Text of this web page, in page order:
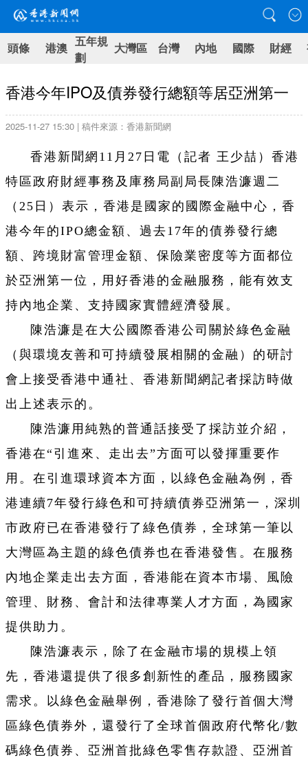
頭條 港澳 五年規
劃
大灣區 台灣 內地 國際 財經
香港今年IPO及債券發行總額等居亞洲第一
2025-11-27 15:30 | 稿件來源：香港新聞網
香港新聞網11月27日電（記者 王少喆）香港
特區政府財經事務及庫務局副局長陳浩濂週二
（25日）表示，香港是國家的國際金融中心，香
港今年的IPO總金額、過去17年的債券發行總
額、跨境財富管理金額、保險業密度等方面都位
於亞洲第一位，用好香港的金融服務，能有效支
持內地企業、支持國家實體經濟發展。
陳浩濂是在大公國際香港公司關於綠色金融
（與環境友善和可持續發展相關的金融）的研討
會上接受香港中通社、香港新聞網記者採訪時做
出上述表示的。
陳浩濂用純熟的普通話接受了採訪並介紹，
香港在“引進來、走出去”方面可以發揮重要作
用。在引進環球資本方面，以綠色金融為例，香
港連續7年發行綠色和可持續債券亞洲第一，深圳
市政府已在香港發行了綠色債券，全球第一筆以
大灣區為主題的綠色債券也在香港發售。在服務
內地企業走出去方面，香港能在資本市場、風險
管理、財務、會計和法律專業人才方面，為國家
提供助力。
陳浩濂表示，除了在金融市場的規模上領
先，香港還提供了很多創新性的產品，服務國家
需求。以綠色金融舉例，香港除了發行首個大灣
區綠色債券外，還發行了全球首個政府代幣化/數
碼綠色債券、亞洲首批綠色零售存款證、亞洲首